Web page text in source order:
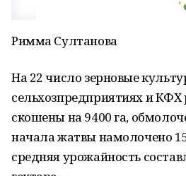
Римма Султанова
На 22 число зерновые
сельхозпредприятиях и
скошены на 9400 га,
начала жатвы намолочено
средняя урожайность